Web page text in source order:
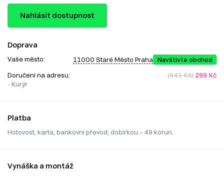
Nahlásit dostupnost
Doprava
Vaše město: 11000 Staré Město Praha Navštivte obchod
Doručení na adresu:
- Kurýr
(541 Kč) 299 Kč
Platba
Hotovost, karta, bankovní převod, dobírkou – 49 korun.
Vynáška a montáž